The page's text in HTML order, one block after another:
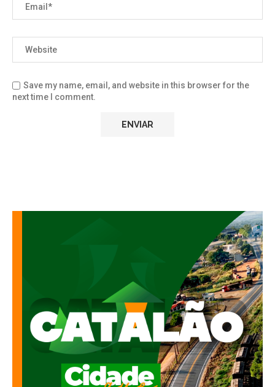
Save my name, email, and website in this browser for the
next time I comment.